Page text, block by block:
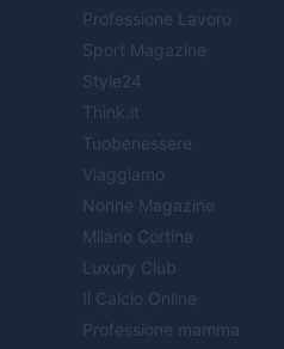
Professione Lavoro
Sport Magazine
Style24
Think.it
Tuobenessere
Viaggiamo
Nonne Magazine
Milano Cortina
Luxury Club
Il Calcio Online
Professione mamma